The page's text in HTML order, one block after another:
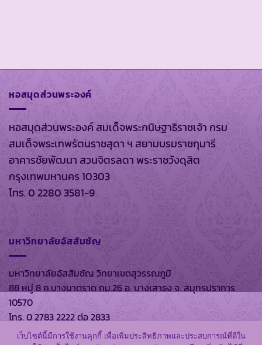
หอสมุดส่วนพระองค์
หอสมุดส่วนพระองค์ สมเด็จพระกนิษฐาธิราชเจ้า กรม
สมเด็จพระเทพรัตนราชสุดา ฯ สยามบรมราชกุมารี
อาคารชัยพัฒนา สวนจิตรลดา พระราชวังดุสิต
กรุงเทพมหานคร 10303
โทร. 0 2280 3581-9
มหาวิทยาลัยอัสสัมชัญ
มหาวิทยาลัยอัสสัมชัญ วิทยาเขตสุวรรณภูมิ
88 หมู่ 8 ถ.บางนาตราด กม.26 อ. บางเสาธง จ. สมุทรปราการ
10570
โทร. 0 2783 2222 ต่อ 2833
เว็บไซต์นี้มีการใช้งานคุกกี้ เพื่อเพิ่มประสิทธิภาพและประสบการณ์ที่ดีใน